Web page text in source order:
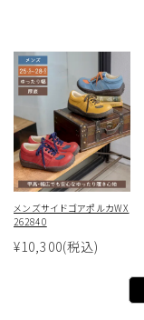
メンズサイドゴアポルカWX
262840
¥10,300(税込)